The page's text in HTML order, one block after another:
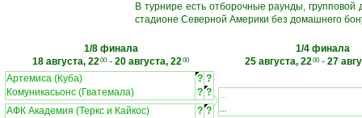
В турнире есть отборочные раунды,
стадионе Северной Америки без домашнего
1/8 финала
18 августа, 2200- 20 августа, 2200
1/4 финала
25 августа, 2200- 27
Артемиса (Куба)
? ?
Комуникасьонс (Гватемала)
? ?
АФК Академия (Теркс и Кайкос)
? ?
...
...